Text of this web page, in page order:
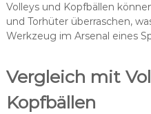
Volleys und Kopfbällen
und Torhüter überraschen,
Werkzeug im Arsenal eines
Vergleich mit
Kopfbällen